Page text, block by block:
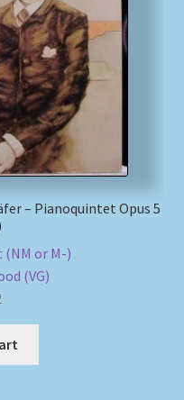
– Pianoquintet Opus 5
(NM or M-)
(VG)